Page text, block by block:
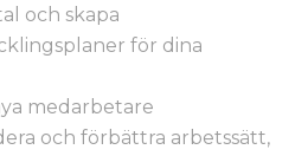
och skapa
för dina
medarbetare
och förbättra arbetssätt,